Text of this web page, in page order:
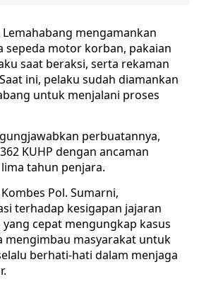
mengamankan
sepeda motor korban, pakaian
saat beraksi, serta rekaman
ini, pelaku sudah diamankan
untuk menjalani proses
perbuatannya,
KUHP dengan ancaman
tahun penjara.
Pol. Sumarni,
terhadap kesigapan jajaran
yang cepat mengungkap kasus
mengimbau masyarakat untuk
berhati-hati dalam menjaga